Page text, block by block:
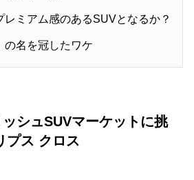
レミアム感のあるSUVとなるか？
の名を冠したワケ
シュSUVマーケットに挑
プス クロス